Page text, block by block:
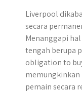
Liverpool
secara
Menanggapi
tengah berupa
obligation to
pemain secara